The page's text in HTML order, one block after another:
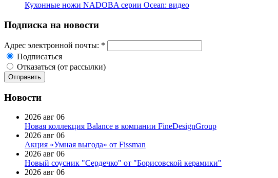
Кухонные ножи NADOBA серии Ocean: видео
Подписка на новости
Адрес электронной почты: *
Подписаться
Отказаться (от рассылки)
Новости
2026 авг 06
Новая коллекция Balance в компании FineDesignGroup
2026 авг 06
Акция «Умная выгода» от Fissman
2026 авг 06
Новый соусник "Сердечко" от "Борисовской керамики"
2026 авг 06